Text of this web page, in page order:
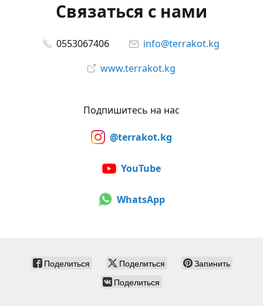
Связаться с нами
0553067406
info@terrakot.kg
www.terrakot.kg
Подпишитесь на нас
@terrakot.kg
YouTube
WhatsApp
Поделиться Поделиться
Запинить
Поделиться